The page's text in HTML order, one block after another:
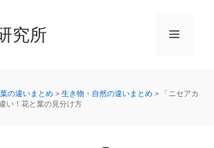
究所 メ
の違いまとめ > 生き物・自然の違いまとめ >
「ニセアカ
い！花と葉の見分け方